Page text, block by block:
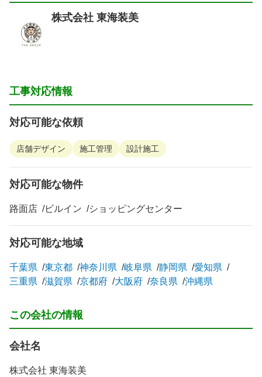
株式会社 東海装美
工事対応情報
対応可能な依頼
店舗デザイン 施工管理 設計施工
対応可能な物件
路面店 ビルイン ショッピングセンター
対応可能な地域
千葉県 東京都 神奈川県 岐阜県 静岡県
愛知県
三重県
滋賀県 京都府 大阪府 奈良県 沖縄県
この会社の情報
会社名
株式会社 東海装美